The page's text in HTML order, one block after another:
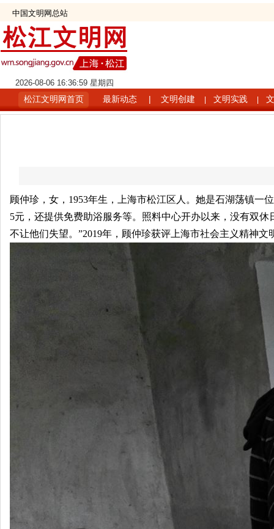
中国文明网总站
2026-08-06 16:36:59 星期四
松江文明网首页 最新动态 | 文明创建 文明实践
顾仲珍，女，1953年生，上海市松江区人。她是石湖荡镇一
5元，还提供免费助浴服务等。照料中心开办以来，没有双
不让他们失望。”2019年，顾仲珍获评上海市社会主义精神